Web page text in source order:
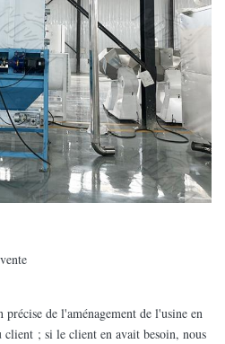
de l'aménagement de l'usine en
; si le client en avait besoin, nous